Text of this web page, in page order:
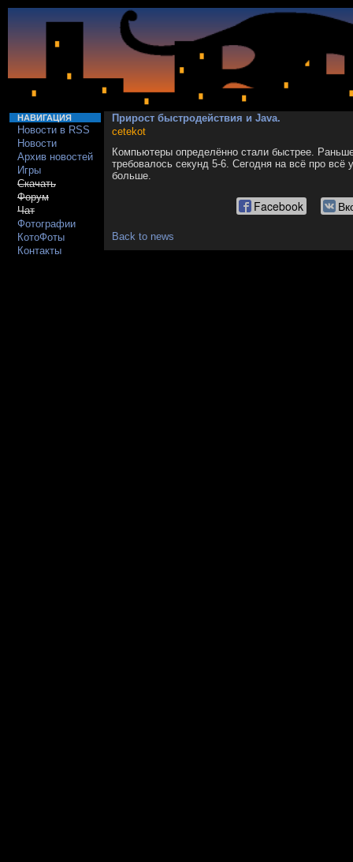
НАВИГАЦИЯ
Новости в RSS
Новости
Архив новостей
Игры
Скачать
Форум
Чат
Фотографии
КотоФоты
Контакты
Прирост быстродействия и Java.
cetekot
Компьютеры определённо стали быстрее.
требовалось секунд 5-6. Сегодня на всё про
больше.
Facebook
Back to news